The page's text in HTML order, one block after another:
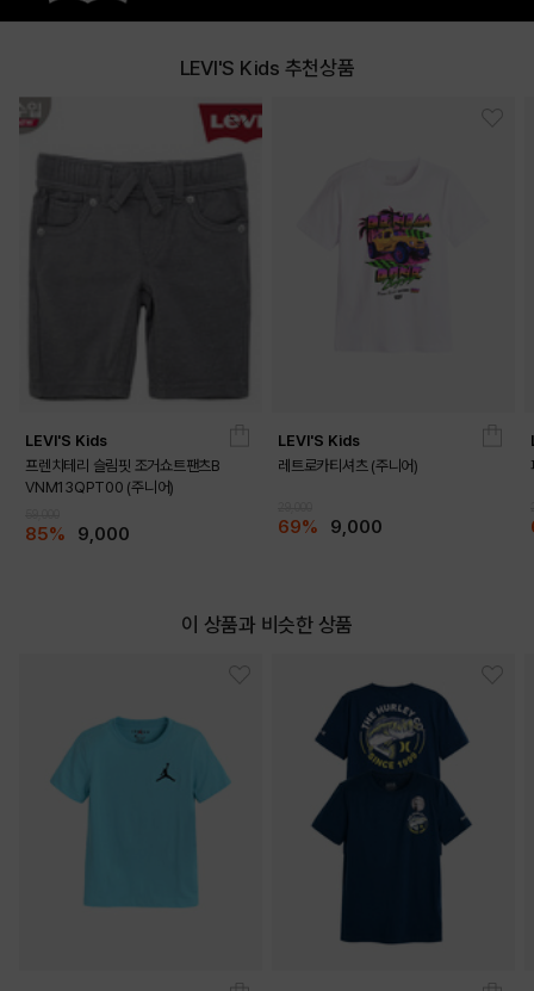
LEVI'S Kids 추천상품
LEVI'S Kids
프렌치테리 슬림핏 조거쇼트팬츠B
VNM13QPT00 (주니어)
85% 9,000
LEVI'S Kids
레트로카티셔츠 (주니어)
69% 9,000
이 상품과 비슷한 상품